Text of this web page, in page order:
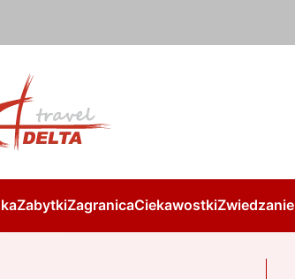
ZabytkiZagranicaCiekawostkiZwiedzanie